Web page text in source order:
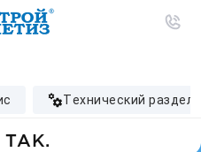
технический раздел